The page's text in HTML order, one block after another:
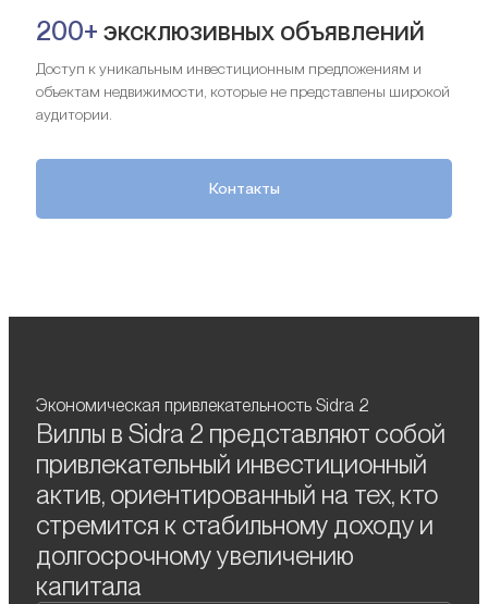
200+ эксклюзивных объявлений
Доступ к уникальным инвестиционным предложениям и
объектам недвижимости, которые не представлены широкой
аудитории.
Контакты
Экономическая привлекательность Sidra 2
Виллы в Sidra 2 представляют собой
привлекательный инвестиционный
актив, ориентированный на тех, кто
стремится к стабильному доходу и
долгосрочному увеличению
капитала